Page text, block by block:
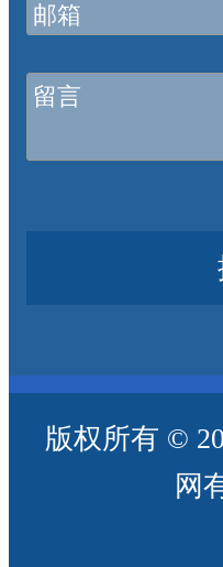
版权所有 ©
网